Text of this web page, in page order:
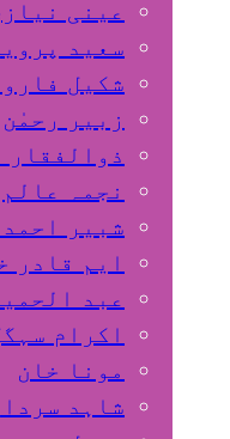
عینی
سعید
شکیل
زبیر رحمٰن
ذوالفقار
نجمہ عالم
شبیر
ایم قادر
عبد
اکرام
مونا خان
شاہد